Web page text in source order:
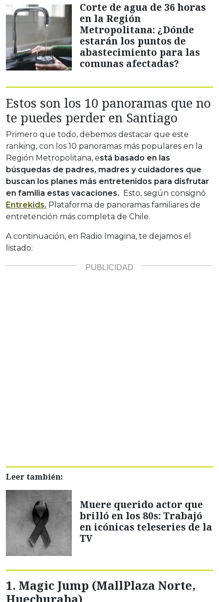
Corte de agua de 36 horas
en la Región
Metropolitana: ¿Dónde
estarán los puntos de
abastecimiento para las
comunas afectadas?
Estos son los 10 panoramas que no
te puedes perder en Santiago
Primero que todo, debemos destacar que este
ranking, con los 10 panoramas más populares en la
Región Metropolitana, está basado en las
búsquedas de padres, madres y cuidadores que
buscan los planes más entretenidos para disfrutar
en familia estas vacaciones. Esto, según consignó
Entrekids. Plataforma de panoramas familiares de
entretención más completa de Chile.
A continuación, en Radio Imagina, te dejamos el
listado:
Leer también:
Muere querido actor que
brilló en los 80s: Trabajó
en icónicas teleseries de la
TV
1. Magic Jump (MallPlaza Norte,